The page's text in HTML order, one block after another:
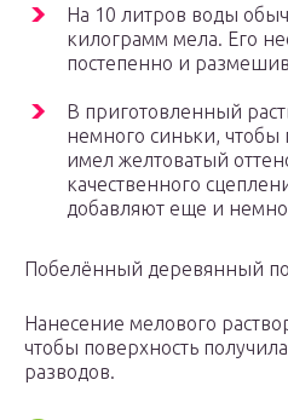
На 10 литров воды
килограмм мела. Его
постепенно и
В приготовленный
немного синьки,
имел желтоватый
качественного
добавляют еще и
Побелённый деревянный
Нанесение мелового
чтобы поверхность
разводов.